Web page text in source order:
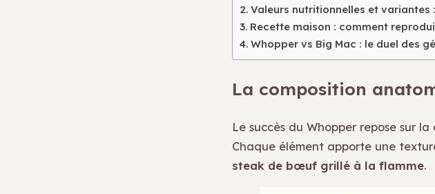
Valeurs nutritionnelles et variantes
Recette maison : comment
Whopper vs Big Mac : le duel des
La composition
Le succès du Whopper repose sur
Chaque élément apporte une
steak de bœuf grillé à la flamme.